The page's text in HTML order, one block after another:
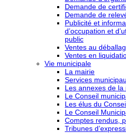
Demande de
Demande de
Publicité et
d’occupation et
public
Ventes au
Ventes en
Vie municipale
La mairie
Services
Les annexes de la
Le Conseil
Les élus du
Le Conseil
Comptes rendus,
Tribunes